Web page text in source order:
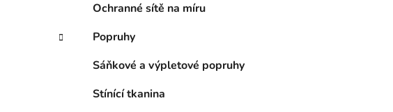
Ochranné sítě na míru
Popruhy
Sáňkové a výpletové popruhy
Stínící tkanina